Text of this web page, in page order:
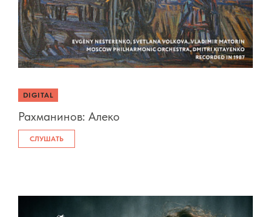
DIGITAL
Рахманинов: Алеко
СЛУШАТЬ